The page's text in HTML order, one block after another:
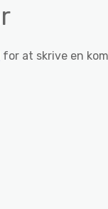
for at skrive en